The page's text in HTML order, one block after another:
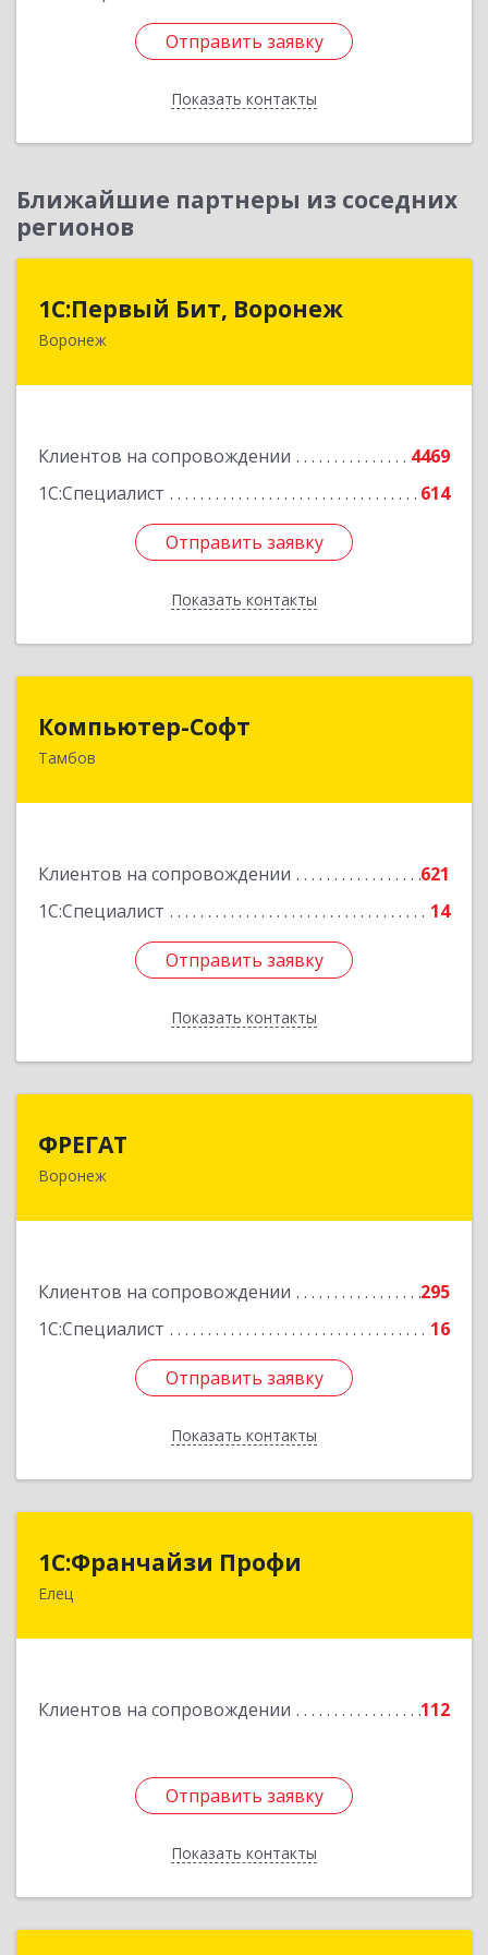
Отправить заявку
Показать контакты
Отправить заявку
Назад
Ближайшие партнеры из соседних
регионов
1С:Первый Бит, Воронеж
Воронеж
Клиентов на сопровождении
4469
1С:Специалист
614
Отправить заявку
Показать контакты
1С:Первый Бит, Воронеж
394006, Воронежская обл, Воронеж г, 20-летия
Отправить заявку
Назад
Компьютер-Софт
Тамбов
Клиентов на сопровождении
621
1С:Специалист
14
Отправить заявку
Показать контакты
392000, Тамбовская обл, Тамбов г, Советская
Отправить заявку
Назад
ФРЕГАТ
Воронеж
Клиентов на сопровождении
295
1С:Специалист
16
Отправить заявку
Показать контакты
Отправить заявку
Назад
1С:Франчайзи Профи
Елец
Клиентов на сопровождении 112
Отправить заявку
Показать контакты
1С:Франчайзи Профи
Отправить заявку
Назад